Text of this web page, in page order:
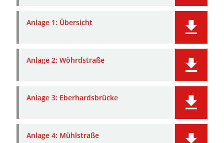
Anlage 1: Übersicht
Anlage 2: Wöhrdstraße
Anlage 3: Eberhardsbrücke
Anlage 4: Mühlstraße